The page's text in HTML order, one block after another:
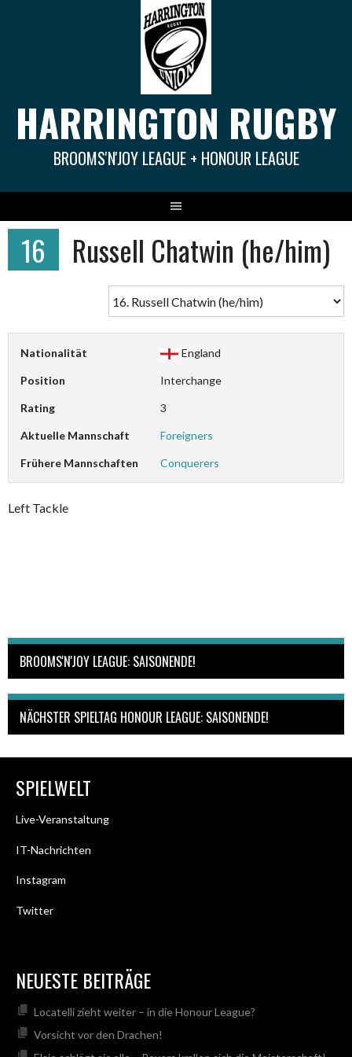
HARRINGTON RUGBY
BROOMS'N'JOY LEAGUE + HONOUR LEAGUE
16 Russell Chatwin (he/him)
Nationalität England
Position Interchange
Rating 3
Aktuelle Mannschaft Foreigners
Frühere Mannschaften Conquerers
Left Tackle
BROOMS'N'JOY LEAGUE: SAISONENDE!
NÄCHSTER SPIELTAG HONOUR LEAGUE: SAISONENDE!
SPIELWELT
Live-Veranstaltung
IT-Nachrichten
Instagram
Twitter
NEUESTE BEITRÄGE
Locatelli zieht weiter – in die Honour League?
Vorsicht vor den Drachen!